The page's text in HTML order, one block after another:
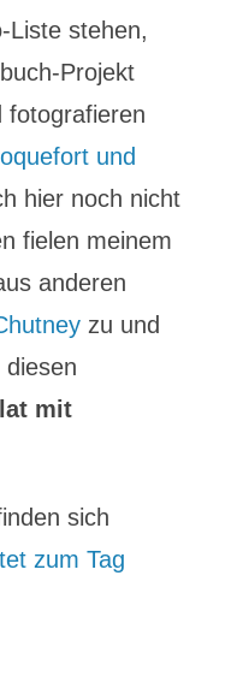
Liste stehen,
Projekt
fotografieren
und
hier noch nicht
fielen meinem
anderen
zu und
mit
sich
zum Tag